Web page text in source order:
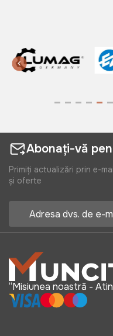
Abonați-vă
Primiți actualizări prin e-
și oferte
“Misiunea noastră -